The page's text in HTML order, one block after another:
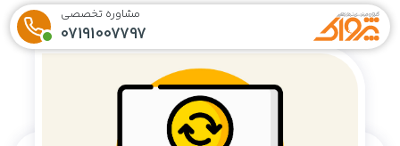
مشاوره تخصصی
07191007797